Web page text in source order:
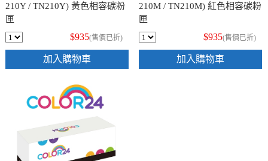
210Y / TN210Y) 黃色相容碳粉
匣
$935(售價已折)
加入購物車
210M / TN210M) 紅色相容碳粉
匣
$935(售價已折)
加入購物車